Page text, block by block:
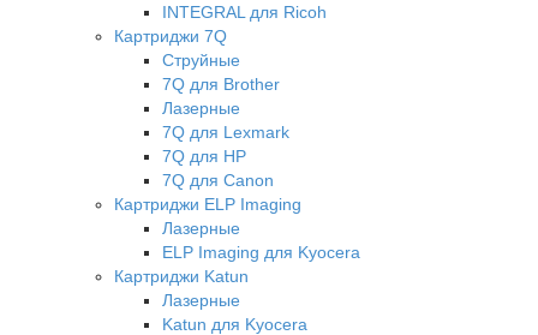
INTEGRAL для Ricoh
Картриджи 7Q
Струйные
7Q для Brother
Лазерные
7Q для Lexmark
7Q для HP
7Q для Canon
Картриджи ELP Imaging
Лазерные
ELP Imaging для Kyocera
Картриджи Katun
Лазерные
Katun для Kyocera